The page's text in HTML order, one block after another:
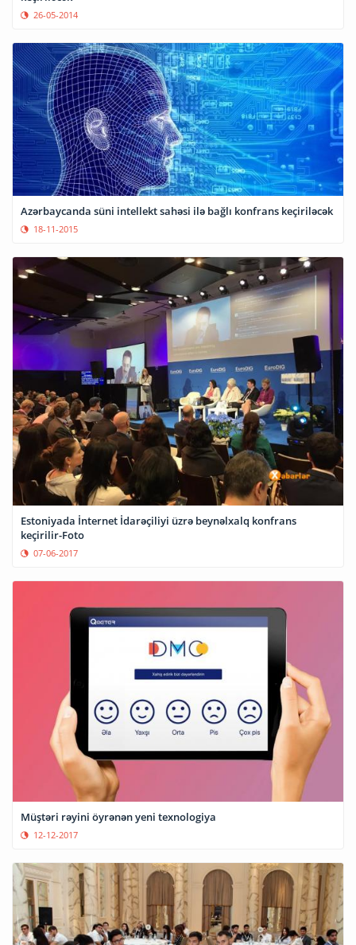
26-05-2014
Azərbaycanda süni intellekt sahəsi ilə bağlı konfrans keçiriləcək
18-11-2015
Estoniyada İnternet İdarəçiliyi üzrə beynəlxalq konfrans
keçirilir-Foto
07-06-2017
Müştəri rəyini öyrənən yeni texnologiya
12-12-2017